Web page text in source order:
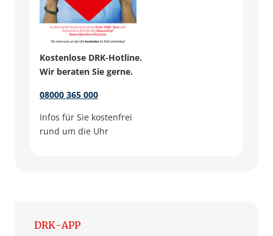
Kostenlose DRK-Hotline.
Wir beraten Sie gerne.
08000 365 000
Infos für Sie kostenfrei
rund um die Uhr
DRK-APP